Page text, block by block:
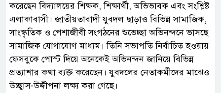
করেছেন বিদ্যালয়ের শিক্ষক, শিক্ষার্থী, অভিভাবক এবং সংশ্লিষ্ট
এলাকাবাসী। জাতীয়তাবাদী যুবদল ছাড়াও বিভিন্ন সামাজিক,
সাংস্কৃতিক ও পেশাজীবী সংগঠনের শুভেচ্ছা অভিনন্দনে ভাসছে
সামাজিক যোগাযোগ মাধ্যম। তিনি সভাপতি নির্বাচিত হওয়ায়
ফেসবুকে পোস্ট দিয়ে অনেকেই অভিনন্দন জানিয়ে বিভিন্ন
প্রত্যাশার কথা ব্যক্ত করেছেন। যুবদলের নেতাকর্মীদের মাঝেও
উচ্ছ্বাস-উদ্দীপনা লক্ষ্য করা গেছে।